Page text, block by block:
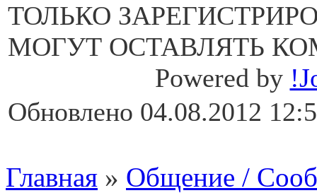
ТОЛЬКО
МОГУТ ОСТАВЛЯТЬ
Powered by
Обновлено 04.08.2012
Главная » Общение /